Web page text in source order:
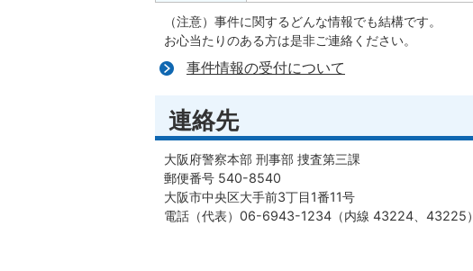
（注意）事件に関するどんな情報でも結構です。
お心当たりのある方は是非ご連絡ください。
事件情報の受付について
連絡先
大阪府警察本部 刑事部 捜査第三課
郵便番号 540-8540
大阪市中央区大手前3丁目1番11号
電話（代表）06-6943-1234（内線 43224、43225）